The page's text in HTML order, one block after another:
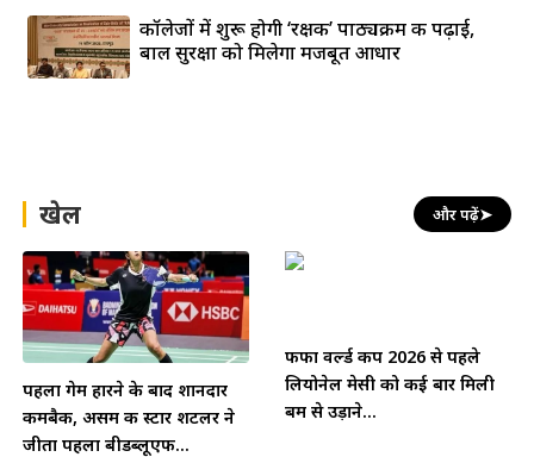
कॉलेजों में शुरू होगी ‘रक्षक’ पाठ्यक्रम की पढ़ाई,
बाल सुरक्षा को मिलेगा मजबूत आधार
खेल और पढ़ें➤
पहला गेम हारने के बाद शानदार
कमबैक, असम की स्टार शटलर ने
जीता पहला बीडब्लूएफ...
फीफा वर्ल्ड कप 2026 से पहले
लियोनेल मेसी को कई बार मिली
बम से उड़ाने...